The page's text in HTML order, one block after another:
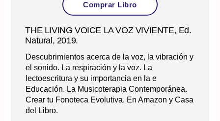
Comprar Libro
THE LIVING VOICE LA VOZ VIVIENTE, Ed.
Natural, 2019.
Descubrimientos acerca de la voz, la vibración y
el sonido. La respiración y la voz. La
lectoescritura y su importancia en la e
Educación. La Musicoterapia Contemporánea.
Crear tu Fonoteca Evolutiva. En Amazon y Casa
del Libro.